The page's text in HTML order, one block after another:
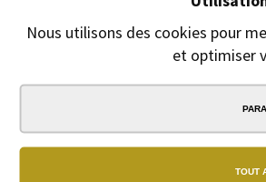
Nous utilisons des cookies pour
et optimiser
TOUT
texturé